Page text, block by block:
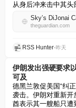
从身后冲来击中其头
theguardian.com
RSS Hunter•昨天
伊朗发出强硬要求
可及
德黑兰敦促美国“纠
袭击。伊朗对重新
酋表示其一艘船只